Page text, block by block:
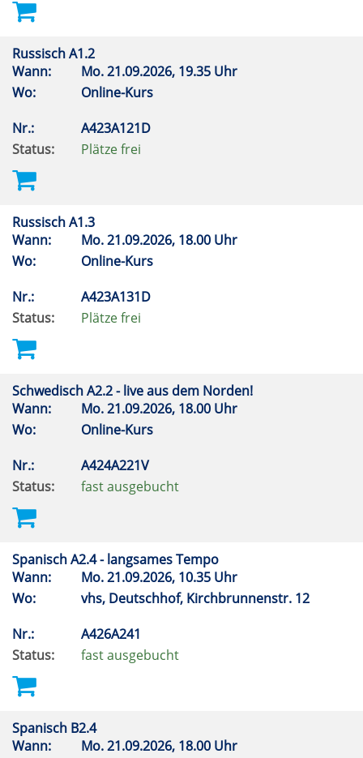
Russisch A1.2
Wann:
Mo.21.09.2026, 19.35 Uhr
Wo:
Online-Kurs
Nr.:
A423A121D
Status:
Plätze frei
Russisch A1.3
Wann:
Mo.21.09.2026, 18.00 Uhr
Wo:
Online-Kurs
Nr.:
A423A131D
Status:
Plätze frei
Schwedisch A2.2 - live aus dem Norden!
Wann:
Mo.21.09.2026, 18.00 Uhr
Wo:
Online-Kurs
Nr.:
A424A221V
Status:
fast ausgebucht
Spanisch A2.4 - langsames Tempo
Wann:
Mo.21.09.2026, 10.35 Uhr
Wo:
vhs, Deutschhof, Kirchbrunnenstr. 12
Nr.:
A426A241
Status:
fast ausgebucht
Spanisch B2.4
Wann:
Mo.21.09.2026, 18.00 Uhr